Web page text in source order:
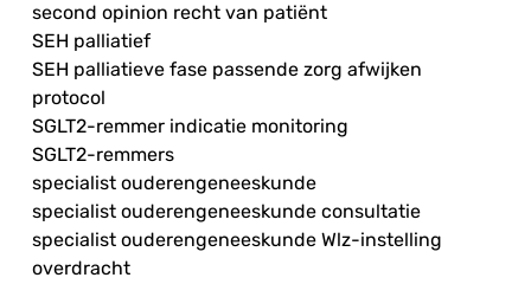
second opinion recht van patiënt
SEH palliatief
SEH palliatieve fase passende zorg afwijken
protocol
SGLT2-remmer indicatie monitoring
SGLT2-remmers
specialist ouderengeneeskunde
specialist ouderengeneeskunde consultatie
specialist ouderengeneeskunde Wlz-instelling
overdracht